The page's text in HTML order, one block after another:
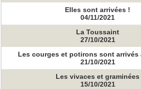
Elles sont arrivées !
04/11/2021
La Toussaint
27/10/2021
Les courges et potirons sont arrivés
21/10/2021
Les vivaces et graminées
15/10/2021